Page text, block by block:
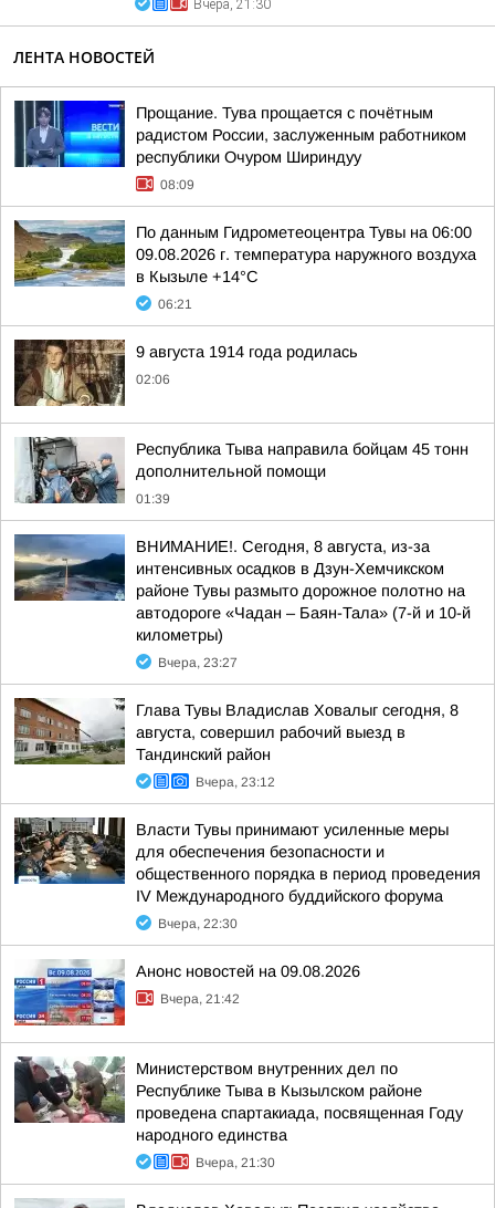
Вчера, 21:30
ЛЕНТА НОВОСТЕЙ
Прощание. Тува прощается с почётным
радистом России, заслуженным работником
республики Очуром Шириндуу
08:09
По данным Гидрометеоцентра Тувы на 06:00
09.08.2026 г. температура наружного воздуха
в Кызыле +14°С
06:21
9 августа 1914 года родилась
02:06
Республика Тыва направила бойцам 45 тонн
дополнительной помощи
01:39
ВНИМАНИЕ!. Сегодня, 8 августа, из-за
интенсивных осадков в Дзун-Хемчикском
районе Тувы размыто дорожное полотно на
автодороге «Чадан – Баян-Тала» (7-й и 10-й
километры)
Вчера, 23:27
Глава Тувы Владислав Ховалыг сегодня, 8
августа, совершил рабочий выезд в
Тандинский район
Вчера, 23:12
Власти Тувы принимают усиленные меры
для обеспечения безопасности и
общественного порядка в период проведения
IV Международного буддийского форума
Вчера, 22:30
Анонс новостей на 09.08.2026
Вчера, 21:42
Министерством внутренних дел по
Республике Тыва в Кызылском районе
проведена спартакиада, посвященная Году
народного единства
Вчера, 21:30